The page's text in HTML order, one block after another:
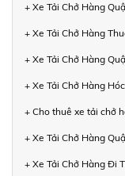
+ Xe Tải Chở Hàng
+ Xe Tải Chở Hàng
+ Xe Tải Chở Hàng
+ Xe Tải Chở Hàng
+ Cho thuê xe tải chở
+ Xe Tải Chở Hàng
+ Xe Tải Chở Hàng Đi